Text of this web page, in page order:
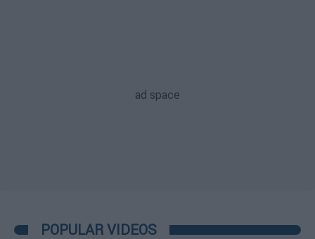
POPULAR VIDEOS